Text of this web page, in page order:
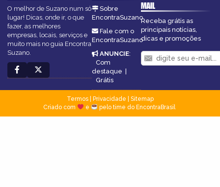
O melhor de Suzano num só
lugar! Dicas, onde ir, o que
fazer, as melhores
empresas, locais, serviços e
muito mais no guia Encontra
Suzano.
Sobre
EncontraSuzano
Fale com o
EncontraSuzano
ANUNCIE:
Com
destaque
Grátis
MAIL
Receba grátis as
principais notícias,
dicas e promoções
Termos| Privacidade
Sitemap
Criado com
e pelo time do EncontraBrasil